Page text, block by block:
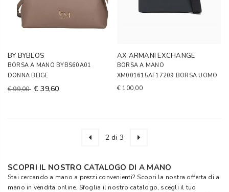
BY BYBLOS
BORSA A MANO BYBS60A01
DONNA BEIGE
€ 99,00 € 39,60
AX ARMANI EXCHANGE
BORSA A MANO
XM001615AF17209 BORSA UOMO
€ 100,00
2 di 3
SCOPRI IL NOSTRO CATALOGO DI A MANO
Stai cercando a mano a prezzi convenienti? Scopri la nostra offerta di a
mano in vendita online. Sfoglia il nostro catalogo, scegli il tuo